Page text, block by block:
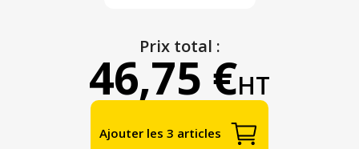
Prix total :
46,75 €HT
Ajouter les 3 articles